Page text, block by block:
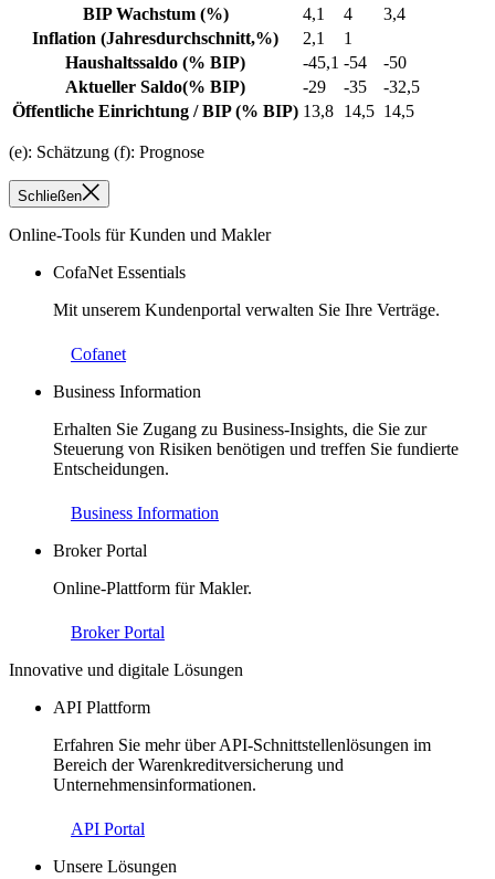
BIP Wachstum (%) 4,1 4
3,4
Inflation (Jahresdurchschnitt,%) 2,1
1
Haushaltssaldo (% BIP) -45,1 -54
-50
Aktueller Saldo(% BIP) -29 -35
-32,5
Öffentliche Einrichtung / BIP(% BIP) 13,8 14,5 14,5
(e): Schätzung (f): Prognose
Schließen
Online-Tools für Kunden und Makler
CofaNet Essentials
Mit unserem Kundenportal verwalten Sie Ihre Verträge.
Cofanet
Business Information
Erhalten Sie Zugang zu Business-Insights, die Sie zur
Steuerung von Risiken benötigen und treffen Sie fundierte
Entscheidungen.
Business Information
Broker Portal
Online-Plattform für Makler.
Broker Portal
Innovative und digitale Lösungen
API Plattform
Erfahren Sie mehr über API-Schnittstellenlösungen im
Bereich der Warenkreditversicherung und
Unternehmensinformationen.
API Portal
Unsere Lösungen